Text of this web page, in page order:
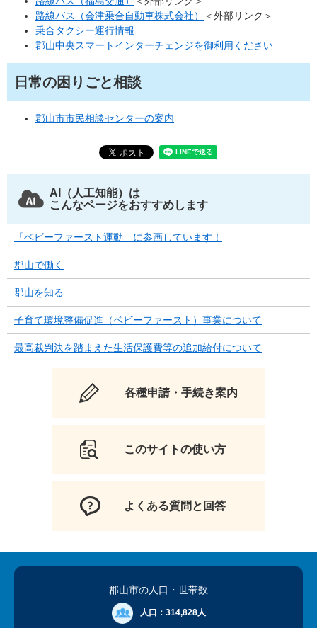
路線バス（会津乗合自動車株式会社）
＜外部リンク＞
乗合タクシー運行情報
郡山中央スマートインターチェンジを御利用ください
日常の困りごと相談
郡山市市民相談センターの案内
AI（人工知能）は
こんなページをおすすめします
「ベビーファースト運動」に参画しています！
郡山で働く
郡山を知る
子育て環境整備促進（ベビーファースト）事業について
最高裁判決を踏まえた生活保護費等の追加給付について
各種申請・手続き案内
このサイトの使い方
よくある質問と回答
郡山市の人口 ・世帯数
人口： 314,828人